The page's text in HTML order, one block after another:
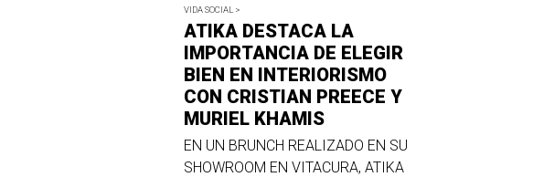
VIDA SOCIAL >
ATIKA DESTACA LA
IMPORTANCIA DE ELEGIR
BIEN EN INTERIORISMO
CON CRISTIAN PREECE Y
MURIEL KHAMIS
EN UN BRUNCH REALIZADO EN SU
SHOWROOM EN VITACURA, ATIKA